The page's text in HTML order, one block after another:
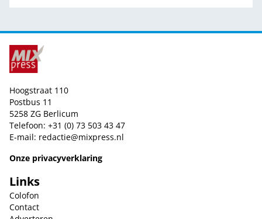
Hoogstraat 110
Postbus 11
5258 ZG Berlicum
Telefoon: +31 (0) 73 503 43 47
E-mail: redactie@mixpress.nl
Onze privacyverklaring
Links
Colofon
Contact